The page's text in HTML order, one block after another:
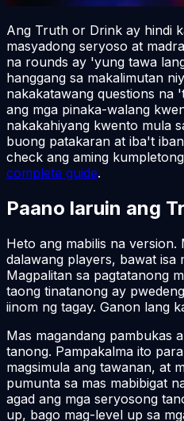
Ang Truth or Drink ay hindi
masyadong seryoso at
na rounds ay 'yung tawa
hanggang sa makalimutan
nakakatawang questions na
ang mga pinaka-walang
nakakahiyang kwento mula
buong patakaran at iba't
check ang aming kumpletong
complete guide.
Paano laruin ang
Heto ang mabilis na version.
dalawang players, bawat isa
Magpalitan sa pagtatanong
taong tinatanong ay
iinom ng tagay. Ganon lang
Mas magandang pambukas
tanong. Pampakalma ito
magsimula ang tawanan, at
pumunta sa mas mabibigat
agad ang mga seryosong
up, bago mag-level up sa